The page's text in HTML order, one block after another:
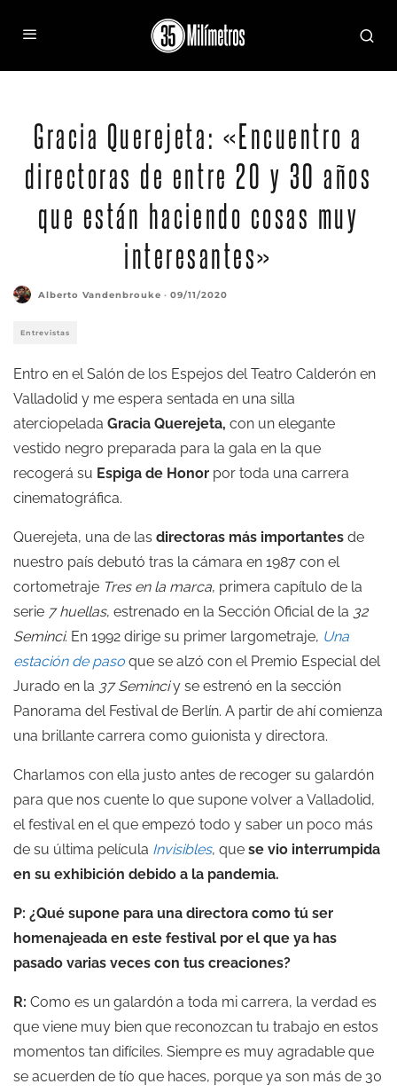
Gracia Querejeta: «Encuentro a
directoras de entre 20 y 30 años
que están haciendo cosas muy
interesantes»
Alberto Vandenbrouke · 09/11/2020
Entrevistas
Entro en el Salón de los Espejos del Teatro Calderón en
Valladolid y me espera sentada en una silla
aterciopelada Gracia Querejeta, con un elegante
vestido negro preparada para la gala en la que
recogerá su Espiga de Honor por toda una carrera
cinematográfica.
Querejeta, una de las directoras más importantes de
nuestro país debutó tras la cámara en 1987 con el
cortometraje Tres en la marca, primera capítulo de la
serie 7 huellas, estrenado en la Sección Oficial de la 32
Seminci. En 1992 dirige su primer largometraje, Una
estación de paso que se alzó con el Premio Especial del
Jurado en la 37 Seminciy se estrenó en la sección
Panorama del Festival de Berlín. A partir de ahí comienza
una brillante carrera como guionista y directora.
Charlamos con ella justo antes de recoger su galardón
para que nos cuente lo que supone volver a Valladolid,
el festival en el que empezó todo y saber un poco más
de su última película Invisibles, que se vio interrumpida
en su exhibición debido a la pandemia.
P: ¿Qué supone para una directora como tú ser
homenajeada en este festival por el que ya has
pasado varias veces con tus creaciones?
R: Como es un galardón a toda mi carrera, la verdad es
que viene muy bien que reconozcan tu trabajo en estos
momentos tan difíciles. Siempre es muy agradable que
se acuerden de tío que haces, porque ya son más de 30